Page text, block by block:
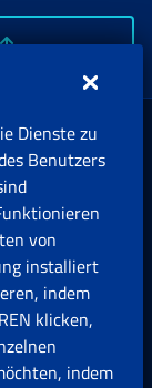
Dienste zu
Benutzers
von
installiert
indem
klicken,
indem